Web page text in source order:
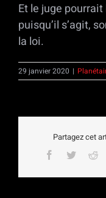
Et le juge
puisqu’il s’agit,
la loi.
29 janvier 2020 |
Partagez cet
Facebook
Twitter